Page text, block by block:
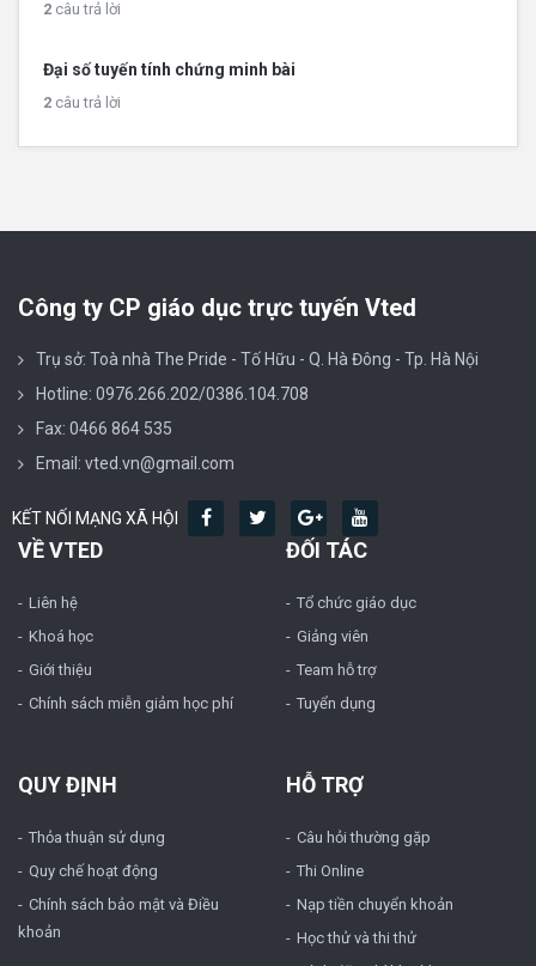
2 câu trả lời
Đại số tuyến tính chứng minh bài
2 câu trả lời
Công ty CP giáo dục trực tuyến Vted
Trụ sở: Toà nhà The Pride - Tố Hữu - Q. Hà Đông - Tp. Hà Nội
Hotline: 0976.266.202/0386.104.708
Fax: 0466 864 535
Email: vted.vn@gmail.com
KẾT NỐI MẠNG XÃ HỘI
VỀ VTED
Liên hệ
Khoá học
Giới thiệu
Chính sách miễn giảm học phí
ĐỐI TÁC
Tổ chức giáo dục
Giảng viên
Team hỗ trợ
Tuyển dụng
QUY ĐỊNH
Thỏa thuận sử dụng
Quy chế hoạt động
Chính sách bảo mật và Điều
khoản
HỖ TRỢ
Câu hỏi thường gặp
Thi Online
Nạp tiền chuyển khoản
Học thử và thi thử